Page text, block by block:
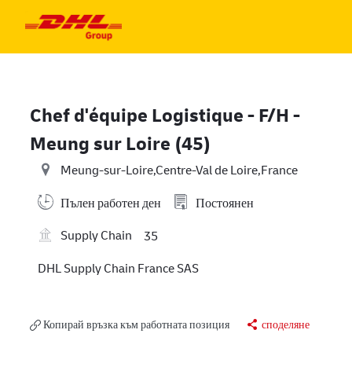
Chef d'équipe Logistique - F/H -
Meung sur Loire (45)
Meung-sur-Loire,Centre-Val de Loire,France
Пълен работен ден
Постоянен
Supply Chain
35
DHL Supply Chain France SAS
Копирай връзка към работната позиция споделяне